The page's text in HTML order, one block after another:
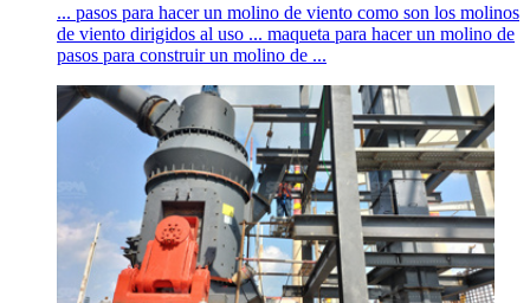
... pasos para hacer un molino de viento como son los molinos
de viento dirigidos al uso ... maqueta para hacer un molino de
pasos para construir un molino de ...